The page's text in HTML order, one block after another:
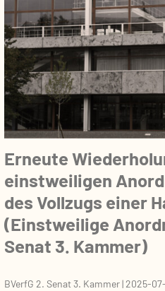
Erneute
einstweiligen
des Vollzugs einer
(Einstweilige
Senat 3. Kammer)
BVerfG 2. Senat 3. Kammer|2025-